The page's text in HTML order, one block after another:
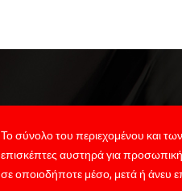
Το σύνολο του περιεχομένου και
επισκέπτες αυστηρά για
σε οποιοδήποτε μέσο, μετά ή άνευ